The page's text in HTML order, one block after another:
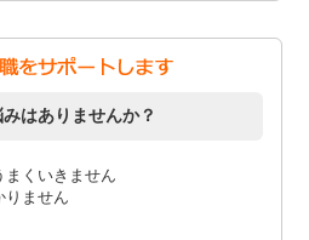
はありませんか？
まくいきません
りません